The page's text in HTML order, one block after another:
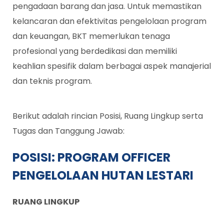
pengadaan barang dan jasa. Untuk memastikan
kelancaran dan efektivitas pengelolaan program
dan keuangan, BKT memerlukan tenaga
profesional yang berdedikasi dan memiliki
keahlian spesifik dalam berbagai aspek manajerial
dan teknis program.
Berikut adalah rincian Posisi, Ruang Lingkup serta
Tugas dan Tanggung Jawab:
POSISI: PROGRAM OFFICER
PENGELOLAAN HUTAN LESTARI
RUANG LINGKUP